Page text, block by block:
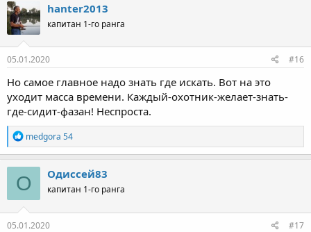
ц
и
и
:
hanter2013
капитан 1-го ранга
05.01.2020 #16
Но самое главное надо знать где искать. Вот на это
уходит масса времени. Каждый-охотник-желает-знать-
где-сидит-фазан! Неспроста.
Р
е
а
к
ц
и
и
:
medgora 54
О Одиссей83
капитан 1-го ранга
05.01.2020 #17